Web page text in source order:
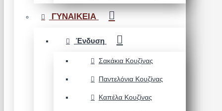
ΓΥΝΑΙΚΕΙΑ
Ένδυση
Σακάκια Κουζίνας
Παντελόνια Κουζίνας
Καπέλα Κουζίνας